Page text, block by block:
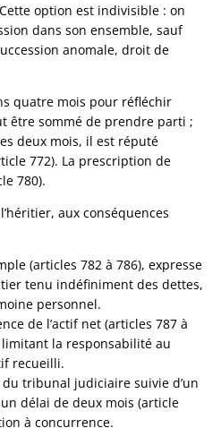
option est indivisible : on
dans son ensemble, sauf
anomale, droit de
quatre mois pour réfléchir
être sommé de prendre parti ;
deux mois, il est réputé
772). La prescription de
780).
aux conséquences
(articles 782 à 786), expresse
tenu indéfiniment des dettes,
personnel.
de l’actif net (articles 787 à
la responsabilité au
recueilli.
tribunal judiciaire suivie d’un
délai de deux mois (article
à concurrence.